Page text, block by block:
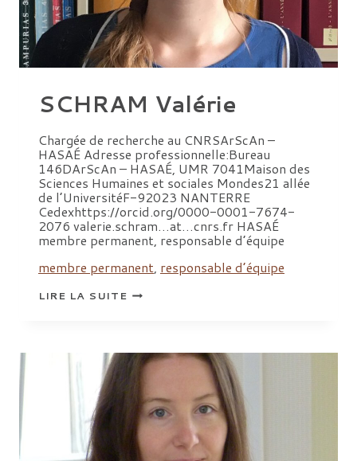
SCHRAM Valérie
Chargée de recherche au CNRSArScAn –
HASAÉ Adresse professionnelle:Bureau
146DArScAn – HASAÉ, UMR 7041Maison des
Sciences Humaines et sociales Mondes21 allée
de l’UniversitéF-92023 NANTERRE
Cedexhttps://orcid.org/0000-0001-7674-
2076 valerie.schram…at…cnrs.fr HASAÉ
membre permanent, responsable d’équipe
membre permanent, responsable d’équipe
LIRE LA SUITESCHRAM
VALÉRIE